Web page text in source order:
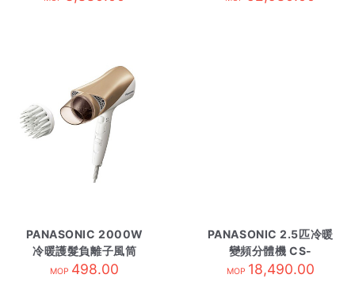
PANASONIC 2000W
冷暖護髮負離子風筒
EHNE72/N 香濱金色
MOP 498.00
PANASONIC 2.5匹冷暖
變頻分體機 CS-
RZ24BKA 內-R32
MOP 18,490.00